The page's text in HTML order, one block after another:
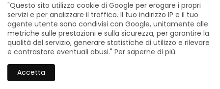
Home Chi siamo Contatti
Privacy Policy
Segnalazioni
All Right Reserved Copyright © Fattitaliani
"Questo sito utilizza cookie di Google per erogare i propri
servizi e per analizzare il traffico. Il tuo indirizzo IP e il tuo
agente utente sono condivisi con Google, unitamente alle
metriche sulle prestazioni e sulla sicurezza, per garantire la
qualità del servizio, generare statistiche di utilizzo e rilevare
e contrastare eventuali abusi." Per saperne di più
Accetta